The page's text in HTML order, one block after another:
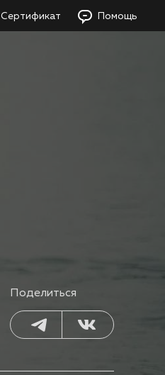
Сертификат Помощь
Поделиться